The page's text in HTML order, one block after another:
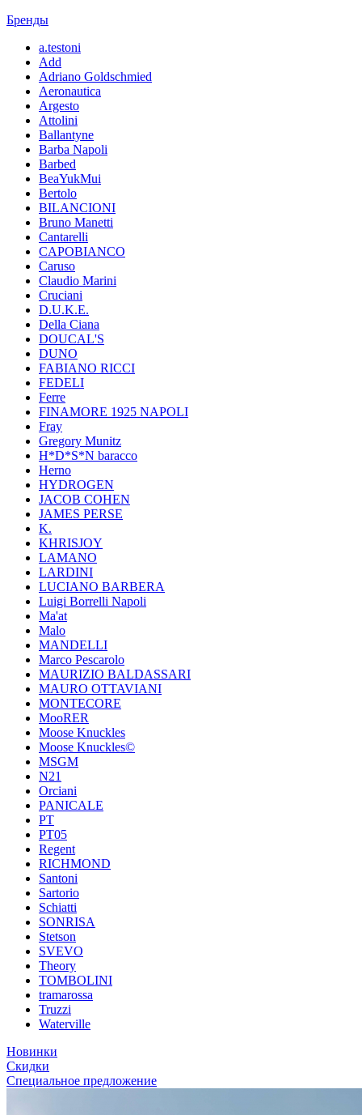
Бренды
a.testoni
Add
Adriano Goldschmied
Aeronautica
Argesto
Attolini
Ballantyne
Barba Napoli
Barbed
BeaYukMui
Bertolo
BILANCIONI
Bruno Manetti
Cantarelli
CAPOBIANCO
Caruso
Claudio Marini
Cruciani
D.U.K.E.
Della Ciana
DOUCAL'S
DUNO
FABIANO RICCI
FEDELI
Ferre
FINAMORE 1925 NAPOLI
Fray
Gregory Munitz
H*D*S*N baracco
Herno
HYDROGEN
JACOB COHEN
JAMES PERSE
K.
KHRISJOY
LAMANO
LARDINI
LUCIANO BARBERA
Luigi Borrelli Napoli
Ma'at
Malo
MANDELLI
Marco Pescarolo
MAURIZIO BALDASSARI
MAURO OTTAVIANI
MONTECORE
MooRER
Moose Knuckles
Moose Knuckles©️
MSGM
N21
Orciani
PANICALE
PT
PT05
Regent
RICHMOND
Santoni
Sartorio
Schiatti
SONRISA
Stetson
SVEVO
Theory
TOMBOLINI
tramarossa
Truzzi
Waterville
Новинки
Скидки
Специальное предложение